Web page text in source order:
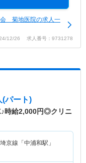
会 菊地医院の求人一
12/26 求人番号：9731278
(パート)
時給2,000円◎クリニ
京線「中浦和駅」